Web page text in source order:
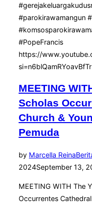
#parokirawamangun
#PopeFrancis
https://
si=n6blQamRYoavBfTr
MEETING
Scholas
Church &
Pemuda
by Marcella Reina
2024September 13,
MEETING WITH The
Occurrentes